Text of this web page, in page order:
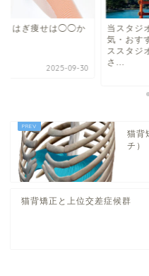
らはぎ痩せは◯◯か
2025-09-30
当スタジ
気・おす
ススタジ
さ...
猫背
チ）
猫背矯正と上位交差症候群